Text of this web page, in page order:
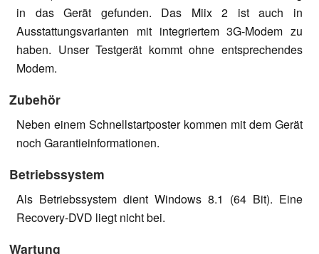
in das Gerät gefunden. Das Miix 2 ist auch in
Ausstattungsvarianten mit integriertem 3G-Modem zu
haben. Unser Testgerät kommt ohne entsprechendes
Modem.
Zubehör
Neben einem Schnellstartposter kommen mit dem Gerät
noch Garantieinformationen.
Betriebssystem
Als Betriebssystem dient Windows 8.1 (64 Bit). Eine
Recovery-DVD liegt nicht bei.
Wartung